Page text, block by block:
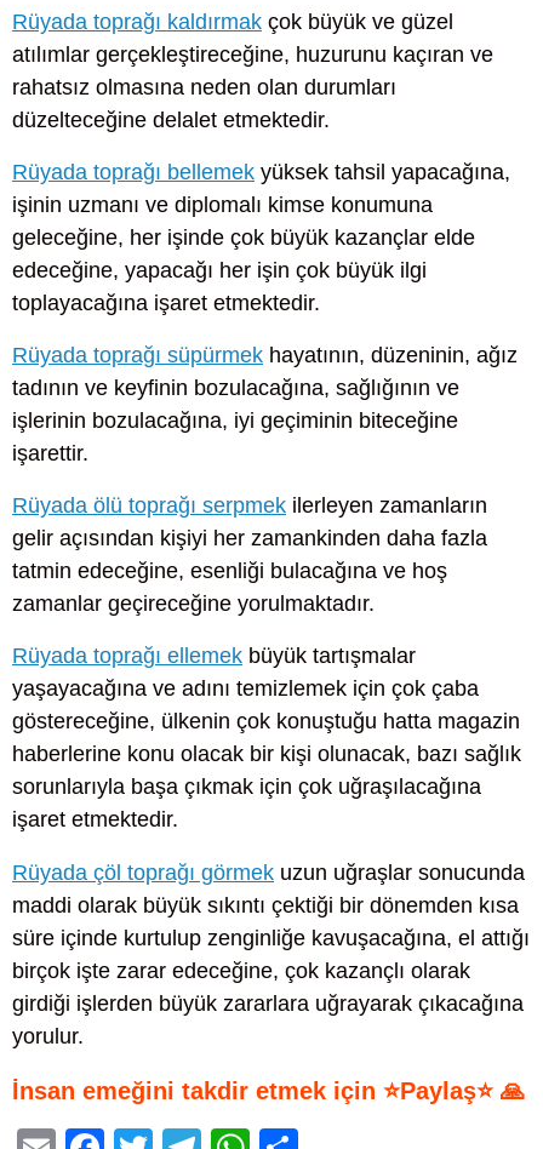
Rüyada toprağı kaldırmak çok büyük ve güzel
atılımlar gerçekleştireceğine, huzurunu kaçıran ve
rahatsız olmasına neden olan durumları
düzelteceğine delalet etmektedir.
Rüyada toprağı bellemek yüksek tahsil yapacağına,
işinin uzmanı ve diplomalı kimse konumuna
geleceğine, her işinde çok büyük kazançlar elde
edeceğine, yapacağı her işin çok büyük ilgi
toplayacağına işaret etmektedir.
Rüyada toprağı süpürmek hayatının, düzeninin, ağız
tadının ve keyfinin bozulacağına, sağlığının ve
işlerinin bozulacağına, iyi geçiminin biteceğine
işarettir.
Rüyada ölü toprağı serpmek ilerleyen zamanların
gelir açısından kişiyi her zamankinden daha fazla
tatmin edeceğine, esenliği bulacağına ve hoş
zamanlar geçireceğine yorulmaktadır.
Rüyada toprağı ellemek büyük tartışmalar
yaşayacağına ve adını temizlemek için çok çaba
göstereceğine, ülkenin çok konuştuğu hatta magazin
haberlerine konu olacak bir kişi olunacak, bazı sağlık
sorunlarıyla başa çıkmak için çok uğraşılacağına
işaret etmektedir.
Rüyada çöl toprağı görmek uzun uğraşlar sonucunda
maddi olarak büyük sıkıntı çektiği bir dönemden kısa
süre içinde kurtulup zenginliğe kavuşacağına, el attığı
birçok işte zarar edeceğine, çok kazançlı olarak
girdiği işlerden büyük zararlara uğrayarak çıkacağına
yorulur.
İnsan emeğini takdir etmek için ⭐Paylaş⭐ 🙏